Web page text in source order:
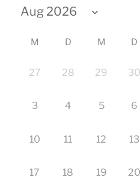
M D M D
27 28 29 30
3 4 5 6
10 11 12 13
17 18 19 20